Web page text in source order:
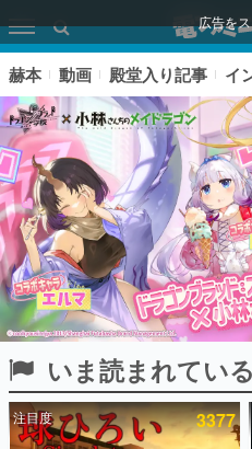
広告を
ピックアップ
電ファミのいま読まれている記
赫本 動画 殿堂入り記事 イ
いま読まれてい
注目度 3377